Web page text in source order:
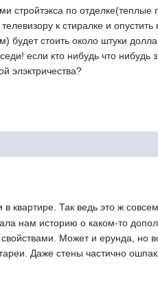
стройтэкса по
к стиралке и
стоить около штуки
если кто нибудь что
элэктричества?
квартире. Так ведь это ж
нам историю о каком-то
Может и ерунда, но
Даже стены частично